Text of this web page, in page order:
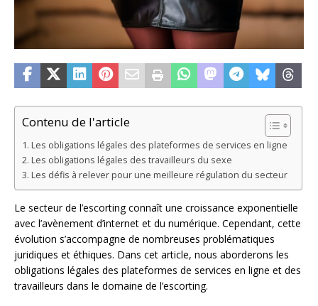
Contenu de l'article
Les obligations légales des plateformes de services en ligne
Les obligations légales des travailleurs du sexe
Les défis à relever pour une meilleure régulation du secteur
Le secteur de l’escorting connaît une croissance exponentielle
avec l’avènement d’internet et du numérique. Cependant, cette
évolution s’accompagne de nombreuses problématiques
juridiques et éthiques. Dans cet article, nous aborderons les
obligations légales des plateformes de services en ligne et des
travailleurs dans le domaine de l’escorting.